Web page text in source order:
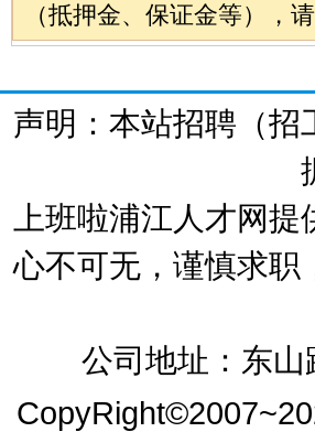
（抵押金、保证金等），
声明：本站招聘（招
上班啦浦江人才网
心不可无，谨慎求职
公司地址：东